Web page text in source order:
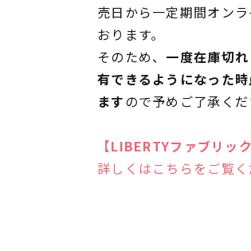
売日から一定期間オン
おります。
そのため、 一度在庫切
有できるようになった
ますので予めご了承くだ
【LIBERTYファブリッ
詳しくはこちらをご覧く